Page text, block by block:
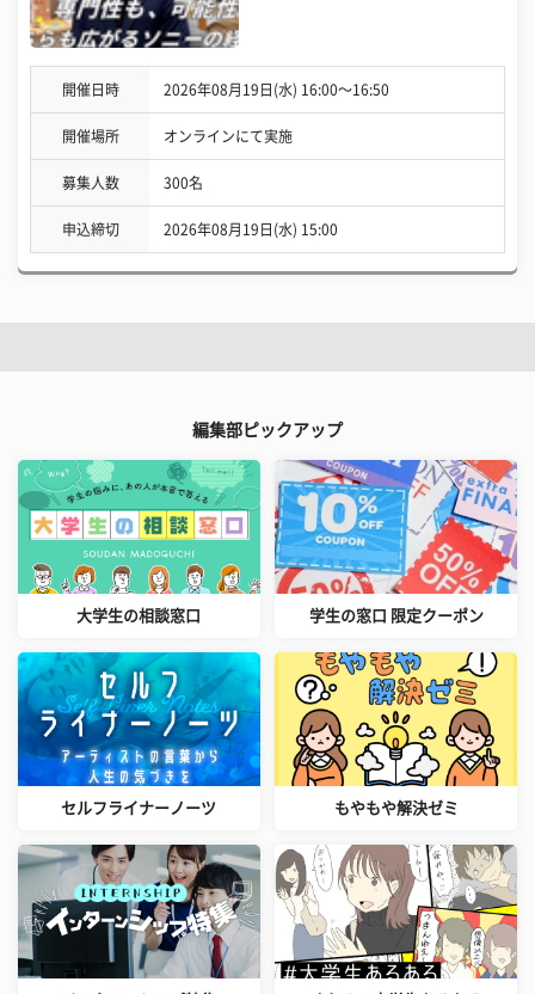
開催日時 2026年08月19日(水) 16:00〜16:50
開催場所 オンラインにて実施
募集人数 300名
申込締切 2026年08月19日(水) 15:00
編集部ピックアップ
大学生の相談窓口 学生の窓口 限定クーポン
セルフライナーノーツ もやもや解決ゼミ